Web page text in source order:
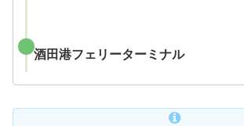
酒田港フェリーターミナル